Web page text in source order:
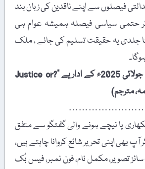
فیصلوں سے اپنے ناقدین کی زبان بند
حتمی سیاسی فیصلہ ہمیشہ عوام ہی
جلدی یہ حقیقت تسلیم کی جائے ، ملک
(روزنامہ ڈان کے 24 جولائی 2025ء کے اداریے "?Justice or
یا نیچے ہونے والی گفتگو سے متفق
آپ بھی اپنی تحریر شائع کروانا چاہتے ہیں،
سائز تصویر، مکمل نام، فون نمبر، فیس بُک